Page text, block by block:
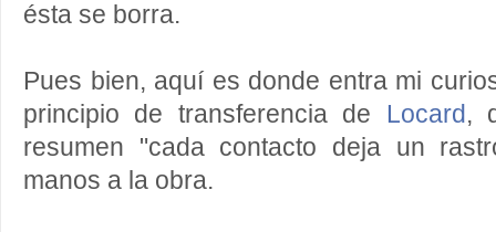
ésta se borra.
Pues bien, aquí es donde entra mi
principio de transferencia de Locard ,
resumen "cada contacto deja un
manos a la obra.